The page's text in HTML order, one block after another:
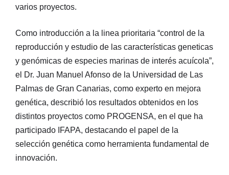
varios proyectos.
Como introducción a la linea prioritaria “control de la
reproducción y estudio de las características geneticas
y genómicas de especies marinas de interés acuícola”,
el Dr. Juan Manuel Afonso de la Universidad de Las
Palmas de Gran Canarias, como experto en mejora
genética, describió los resultados obtenidos en los
distintos proyectos como PROGENSA, en el que ha
participado IFAPA, destacando el papel de la
selección genética como herramienta fundamental de
innovación.